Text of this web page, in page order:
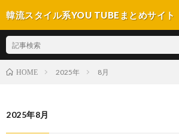
韓流スタイル系YOU TUBEまとめサイト
HOME 2025年 8月
2025年8月